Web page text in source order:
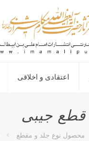
اعتقادی و اخلاقی
قطع جیبی
محصول نوع جلد و مقطع